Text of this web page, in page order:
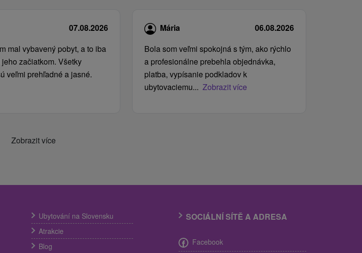
07.08.2026
mal vybavený pobyt, a to iba
začiatkom. Všetky
veľmi prehľadné a jasné.
Mária
06.08.2026
Bola som veľmi spokojná s tým, ako rýchlo
a profesionálne prebehla objednávka,
platba, vypísanie podkladov k
ubytovaciemu... Zobrazit více
Zobrazit více
Ubytování na Slovensku
Atrakcie
Blog
SOCIÁLNÍ SÍTĚ A ADRESA
Facebook